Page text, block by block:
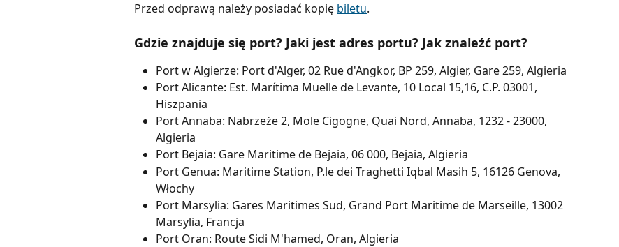
Przed odprawą należy posiadać kopię biletu.
Gdzie znajduje się port? Jaki jest adres portu? Jak znaleźć port?
Port w Algierze: Port d'Alger, 02 Rue d'Angkor, BP 259, Algier, Gare 259, Algieria
Port Alicante: Est. Marítima Muelle de Levante, 10 Local 15,16, C.P. 03001,
Hiszpania
Port Annaba: Nabrzeże 2, Mole Cigogne, Quai Nord, Annaba, 1232 - 23000,
Algieria
Port Bejaia: Gare Maritime de Bejaia, 06 000, Bejaia, Algieria
Port Genua: Maritime Station, P.le dei Traghetti Iqbal Masih 5, 16126 Genova,
Włochy
Port Marsylia: Gares Maritimes Sud, Grand Port Maritime de Marseille, 13002
Marsylia, Francja
Port Oran: Route Sidi M'hamed, Oran, Algieria